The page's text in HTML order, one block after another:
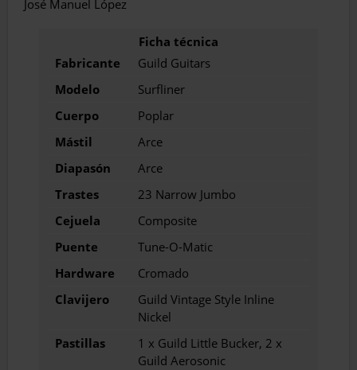
José Manuel López
Fabricante
Guild Guitars
Modelo
Surfliner
Cuerpo
Poplar
Mástil
Arce
Diapasón
Arce
Trastes
23 Narrow Jumbo
Cejuela
Composite
Puente
Tune-O-Matic
Hardware
Cromado
Clavijero
Guild Vintage Style Inline
Nickel
Pastillas
1 x Guild Little Bucker, 2 x
Guild Aerosonic